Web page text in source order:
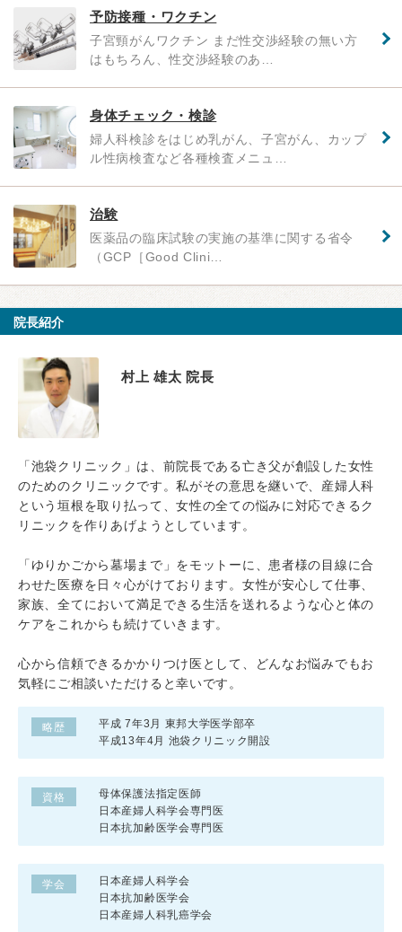
予防接種・ワクチン
子宮頸がんワクチン まだ性交渉経験の無い方
はもちろん、性交渉経験のあ…
身体チェック・検診
婦人科検診をはじめ乳がん、子宮がん、カップ
ル性病検査など各種検査メニュ…
治験
医薬品の臨床試験の実施の基準に関する省令
（GCP［Good Clini…
院長紹介
村上 雄太 院長
「池袋クリニック」は、前院長である亡き父が創設した女性
のためのクリニックです。私がその意思を継いで、産婦人科
という垣根を取り払って、女性の全ての悩みに対応できるク
リニックを作りあげようとしています。
「ゆりかごから墓場まで」をモットーに、患者様の目線に合
わせた医療を日々心がけております。女性が安心して仕事、
家族、全てにおいて満足できる生活を送れるような心と体の
ケアをこれからも続けていきます。
心から信頼できるかかりつけ医として、どんなお悩みでもお
気軽にご相談いただけると幸いです。
略歴
平成 7年3月 東邦大学医学部卒
平成13年4月 池袋クリニック開設
資格
母体保護法指定医師
日本産婦人科学会専門医
日本抗加齢医学会専門医
学会
日本産婦人科学会
日本抗加齢医学会
日本産婦人科乳癌学会